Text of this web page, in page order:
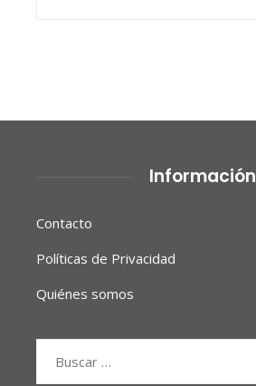
Información
Contacto
Políticas de Privacidad
Quiénes somos